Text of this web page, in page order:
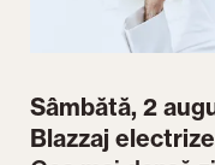
Sâmbătă, 2
Blazzaj